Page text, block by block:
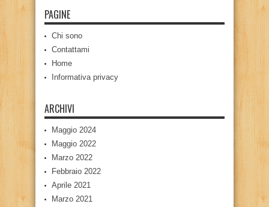
PAGINE
Chi sono
Contattami
Home
Informativa privacy
ARCHIVI
Maggio 2024
Maggio 2022
Marzo 2022
Febbraio 2022
Aprile 2021
Marzo 2021